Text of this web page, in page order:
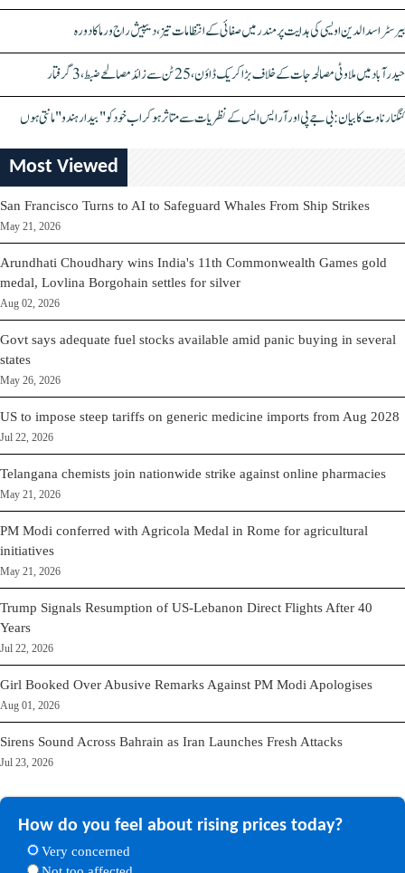
بیرسٹر اسدالدین اویسی کی ہدایت پر مندر میں صفائی کے انتظامات تیز، دیپیش راج ورما کا دورہ
حیدرآباد میں ملاوٹی مصالحہ جات کے خلاف بڑا کریک ڈاؤن، 25 ٹن سے زائد مصالحے ضبط، 3 گرفتار
کنگنا رناوت کا بیان: بی جے پی اور آر ایس ایس کے نظریات سے متاثر ہو کر اب خود کو "بیدار ہندو" مانتی ہوں
Most Viewed
San Francisco Turns to AI to Safeguard Whales From Ship Strikes
May 21, 2026
Arundhati Choudhary wins India's 11th Commonwealth Games gold
medal, Lovlina Borgohain settles for silver
Aug 02, 2026
Govt says adequate fuel stocks available amid panic buying in several
states
May 26, 2026
US to impose steep tariffs on generic medicine imports from Aug 2028
Jul 22, 2026
Telangana chemists join nationwide strike against online pharmacies
May 21, 2026
PM Modi conferred with Agricola Medal in Rome for agricultural
initiatives
May 21, 2026
Trump Signals Resumption of US-Lebanon Direct Flights After 40
Years
Jul 22, 2026
Girl Booked Over Abusive Remarks Against PM Modi Apologises
Aug 01, 2026
Sirens Sound Across Bahrain as Iran Launches Fresh Attacks
Jul 23, 2026
How do you feel about rising prices today?
Very concerned